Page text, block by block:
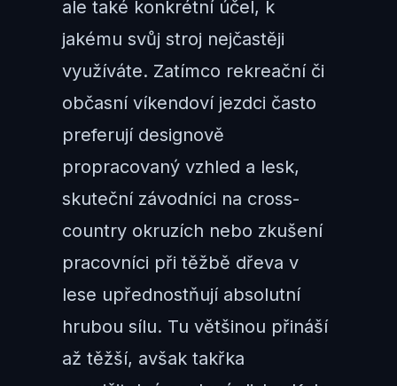
ale také konkrétní účel, k
jakému svůj stroj nejčastěji
využíváte. Zatímco rekreační či
občasní víkendoví jezdci často
preferují designově
propracovaný vzhled a lesk,
skuteční závodníci na cross-
country okruzích nebo zkušení
pracovníci při těžbě dřeva v
lese upřednostňují absolutní
hrubou sílu. Tu většinou přináší
až těžší, avšak takřka